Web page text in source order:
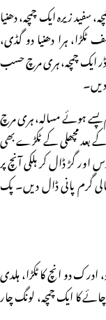
سفید زیرہ ایک چمچہ، دھنیا
ٹکڑا، ہرا دھنیا دو گڈی،
ایک چمچہ، ہری مرچ حسب
دیں۔
پسے ہوئے مسالہ، ہری مرچ
بعد مچھلی کے ٹکڑے بھی
گڑ ڈال کر ہلکی آنچ پر
گرم پانی ڈال دیں۔ پک
دو انچ کا ٹکڑا، ہلدی
کا ایک چمچہ، لونگ چار